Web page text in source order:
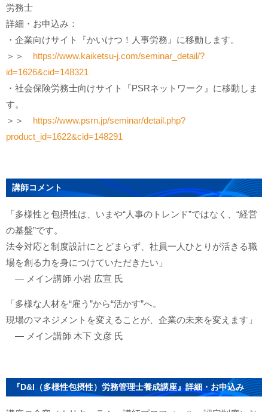
労務士
詳細・お申込み：
・企業向けサイト『かいけつ！人事労務』に移動します。
＞＞ https://www.kaiketsu-j.com/seminar_detail/?
id=1626&cid=148321
・社会保険労務士向けサイト『PSRネットワーク』に移動しま
す。
＞＞ https://www.psrn.jp/seminar/detail.php?
product_id=1622&cid=148291
講師コメント
「多様性と包摂性は、いまや“人事のトレンド”ではなく、“経営
の基盤”です。
法令対応と制度設計にとどまらず、社員一人ひとりが活きる職
場を創る力を身につけていただきたい」
― メイン講師 小岩 広宣 氏
「多様な人材を“雇う”から“活かす”へ。
現場のマネジメントを変えることが、企業の未来を変えます」
― メイン講師 木下 文彦 氏
『D&I（多様性包摂性）労務管理士養成講座』詳細・お申込み